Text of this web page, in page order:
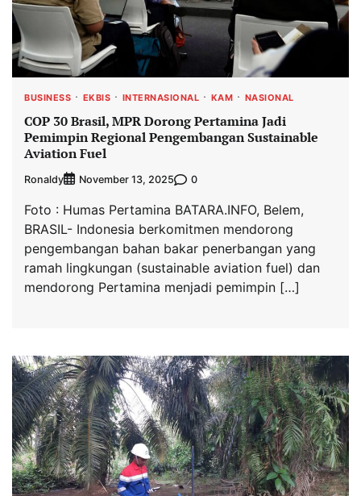
BUSINESS EKBIS INTERNASIONAL KAM NASIONAL
COP 30 Brasil, MPR Dorong Pertamina Jadi
Pemimpin Regional Pengembangan Sustainable
Aviation Fuel
Ronaldy November 13, 2025 0
Foto : Humas Pertamina BATARA.INFO, Belem,
BRASIL- Indonesia berkomitmen mendorong
pengembangan bahan bakar penerbangan yang
ramah lingkungan (sustainable aviation fuel) dan
mendorong Pertamina menjadi pemimpin […]